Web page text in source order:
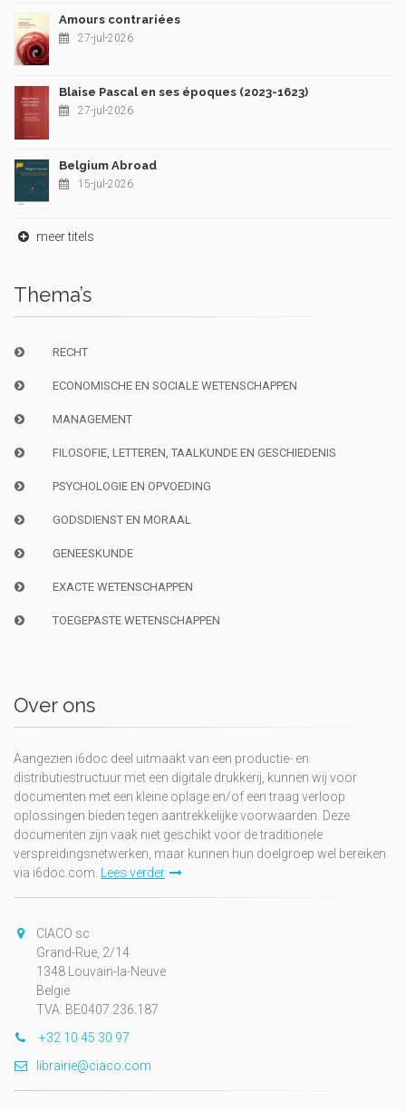
Amours contrariées
27-jul-2026
Blaise Pascal en ses époques (2023-1623)
27-jul-2026
Belgium Abroad
15-jul-2026
meer titels
Thema’s
RECHT
ECONOMISCHE EN SOCIALE WETENSCHAPPEN
MANAGEMENT
FILOSOFIE, LETTEREN, TAALKUNDE EN GESCHIEDENIS
PSYCHOLOGIE EN OPVOEDING
GODSDIENST EN MORAAL
GENEESKUNDE
EXACTE WETENSCHAPPEN
TOEGEPASTE WETENSCHAPPEN
Over ons
Aangezien i6doc deel uitmaakt van een productie- en
distributiestructuur met een digitale drukkerij, kunnen wij voor
documenten met een kleine oplage en/of een traag verloop
oplossingen bieden tegen aantrekkelijke voorwaarden. Deze
documenten zijn vaak niet geschikt voor de traditionele
verspreidingsnetwerken, maar kunnen hun doelgroep wel bereiken
via i6doc.com. Lees verder
CIACO sc
Grand-Rue, 2/14
1348 Louvain-la-Neuve
België
TVA: BE0407.236.187
+32 10 45 30 97
librairie@ciaco.com